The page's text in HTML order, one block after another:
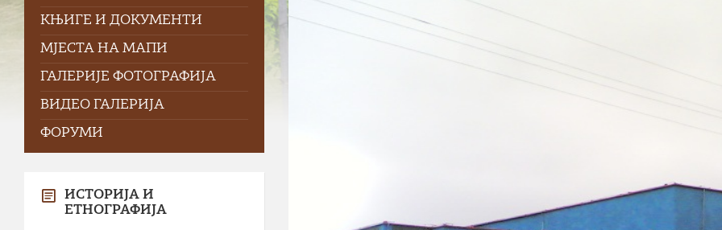
КЊИГЕ И ДОКУМЕНТИ
МЈЕСТА НА МАПИ
ГАЛЕРИЈЕ ФОТОГРАФИЈА
ВИДЕО ГАЛЕРИЈА
ФОРУМИ
ИСТОРИЈА И
ЕТНОГРАФИЈА